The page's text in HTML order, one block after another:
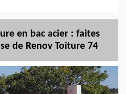
en bac acier : faites
de Renov Toiture 74